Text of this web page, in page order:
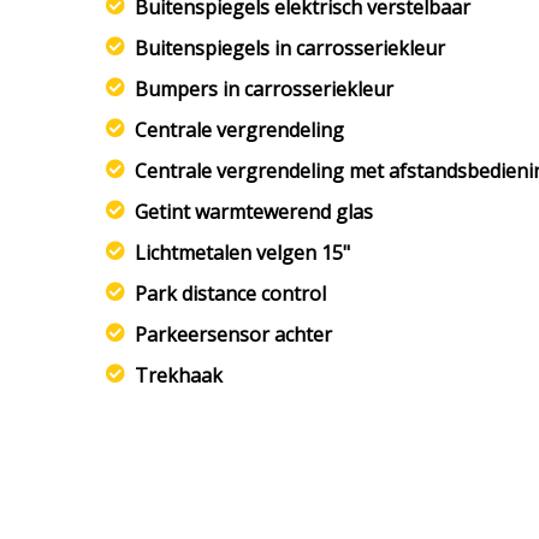
Buitenspiegels elektrisch verstelbaar
Buitenspiegels in carrosseriekleur
Bumpers in carrosseriekleur
Centrale vergrendeling
Centrale vergrendeling met
Getint warmtewerend glas
Lichtmetalen velgen 15"
Park distance control
Parkeersensor achter
Trekhaak